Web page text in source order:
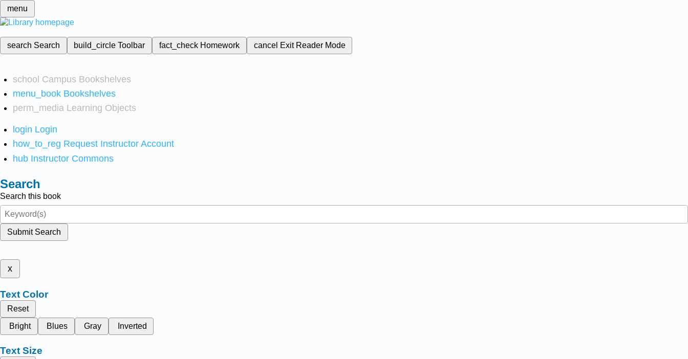
menu
search Search build_circleToolbar fact_check Homework cancel Exit Reader Mode
school Campus Bookshelves
menu_book Bookshelves
perm_media Learning Objects
login Login
how_to_reg Request Instructor Account
hub Instructor Commons
Search
Search this book
Submit Search
x
Text Color
Reset
Bright
Blues Gray Inverted
Text Size